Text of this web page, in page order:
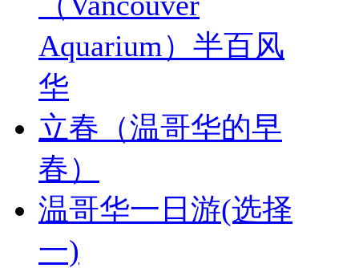
Aquarium）半百风
华
立春（温哥华的早
春）
温哥华一日游(选择
一)